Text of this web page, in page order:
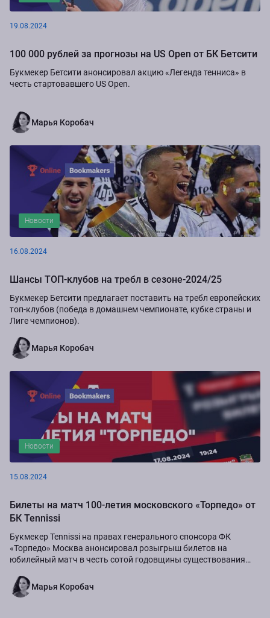
19.08.2024
100 000 рублей за прогнозы на US Open от БК Бетсити
Букмекер Бетсити анонсировал акцию «Легенда тенниса» в
честь стартовавшего US Open.
Марья Коробач
Новости
16.08.2024
Шансы ТОП-клубов на требл в сезоне-2024/25
Букмекер Бетсити предлагает поставить на требл европейских
топ-клубов (победа в домашнем чемпионате, кубке страны и
Лиге чемпионов).
Марья Коробач
Новости
15.08.2024
Билеты на матч 100-летия московского «Торпедо» от
БК Tennissi
Букмекер Tennissi на правах генерального спонсора ФК
«Торпедо» Москва анонсировал розыгрыш билетов на
юбилейный матч в честь сотой годовщины существования
Марья Коробач